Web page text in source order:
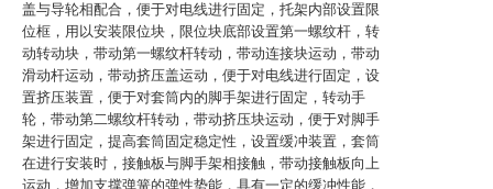
盖与导轮相配合，便于对电线进行固定，托架内部设置限
位框，用以安装限位块，限位块底部设置第一螺纹杆，转
动转动块，带动第一螺纹杆转动，带动连接块运动，带动
滑动杆运动，带动挤压盖运动，便于对电线进行固定，设
置挤压装置，便于对套筒内的脚手架进行固定，转动手
轮，带动第二螺纹杆转动，带动挤压块运动，便于对脚手
架进行固定，提高套筒固定稳定性，设置缓冲装置，套筒
在进行安装时，接触板与脚手架相接触，带动接触板向上
运动，增加支撑弹簧的弹性势能，具有一定的缓冲性能，